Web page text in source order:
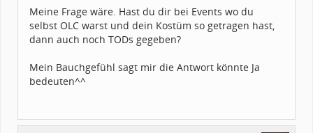
Legion-ID:
74310
Squad-Zugehörigkeit:WSQ
Kostüme:
Im Profil...
Meine Frage wäre. Hast du dir bei Events wo du
selbst OLC warst und dein Kostüm so getragen hast,
dann auch noch TODs gegeben?
Mein Bauchgefühl sagt mir die Antwort könnte Ja
bedeuten^^